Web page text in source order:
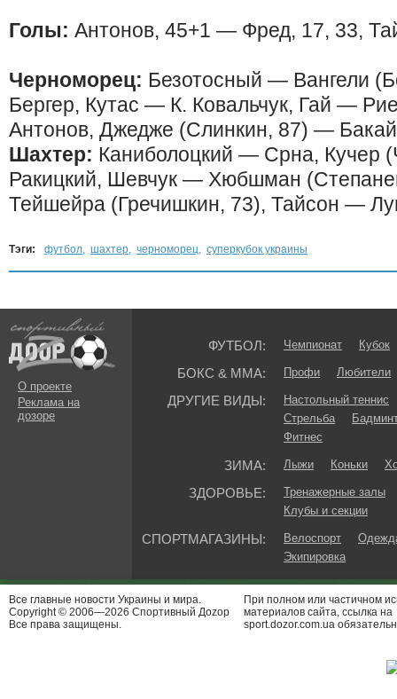
Голы: Антонов, 45+1 — Фред, 17, 33,
Черноморец: Безотосный — Вангели
Бергер, Кутас — К. Ковальчук, Гай —
Антонов, Джедже (Слинкин, 87) — Бакай
Шахтер: Каниболоцкий — Срна, Кучер
Ракицкий, Шевчук — Хюбшман
Тейшейра (Гречишкин, 73), Тайсон —
Тэги: футбол, шахтер, черноморец, суперкубок украины
О проекте
Реклама на
дозоре
ФУТБОЛ: Чемпионат Кубок
БОКС & ММА: Профи Любители
ДРУГИЕ ВИДЫ:
Настольный теннис
Стрельба
Фитнес
ЗИМА: Лыжи Коньки
ЗДОРОВЬЕ:
Тренажерные залы
Клубы и секции
СПОРТМАГАЗИНЫ: Велоспорт
Экипировка
Все главные новости Украины и мира.
Copyright © 2006—2026 Спортивный Доzор
Все права защищены.
При полном или частичном
материалов сайта, ссылка на
sport.dozor.com.ua